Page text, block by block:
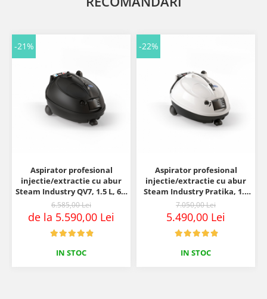
-21%
Aspirator profesional
injectie/extractie cu abur
Steam Industry QV7, 1.5 L, 6.0
bar, 2400 W
6.585,00 Lei
de la 5.590,00 Lei
IN STOC
-22%
Aspirator profesional
injectie/extractie cu abur
Steam Industry Pratika, 1.5
L, 5.0 bar, 2400 W
7.050,00 Lei
5.490,00 Lei
IN STOC